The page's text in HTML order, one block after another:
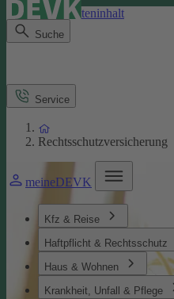
Direkt zum Seiteninhalt
Suche
meineDEVK
Kfz & Reise
Haftpflicht & Rechtsschutz
Haus & Wohnen
Krankheit, Unfall & Pflege
Service
Rechtsschutzversicherung